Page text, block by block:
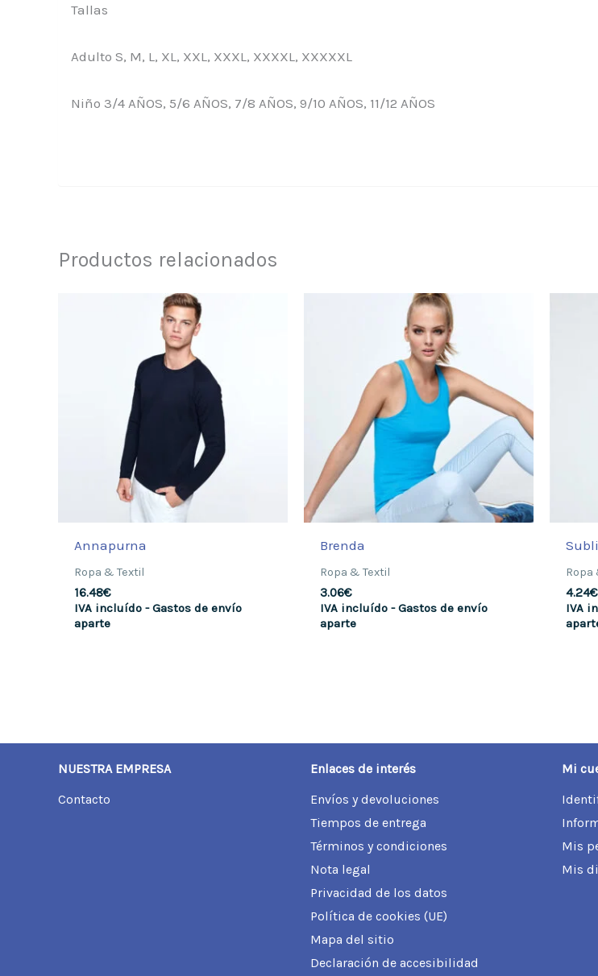
Tallas
Adulto S, M, L, XL, XXL, XXXL, XXXXL, XXXXXL
Niño 3/4 AÑOS, 5/6 AÑOS, 7/8 AÑOS, 9/10 AÑOS, 11/12 AÑOS
Productos relacionados
Annapurna
Ropa & Textil
16.48€
IVA incluído - Gastos de envío
aparte
Brenda
Ropa & Textil
3.06€
IVA incluído - Gastos de envío
aparte
Ropa
4.24€
IVA
NUESTRA EMPRESA
Contacto
Enlaces de interés
Envíos y devoluciones
Tiempos de entrega
Términos y condiciones
Nota legal
Privacidad de los datos
Política de cookies (UE)
Mapa del sitio
Declaración de accesibilidad
Mi
Mis
Mis